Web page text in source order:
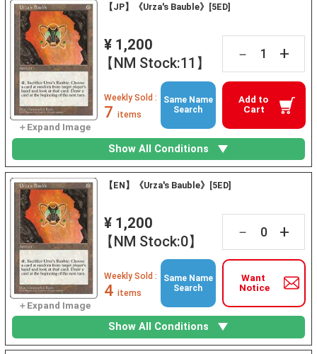
【JP】《Urza's Bauble》[5ED]
¥ 1,200
【NM Stock:11】
－ +
Add to
Cart
Weekly Sold :
7 items
Same Name
Search
Show All Conditions
【EN】《Urza's Bauble》[5ED]
¥ 1,200
【NM Stock:0】
－ +
Want
Notice
Weekly Sold :
4 items
Same Name
Search
Show All Conditions